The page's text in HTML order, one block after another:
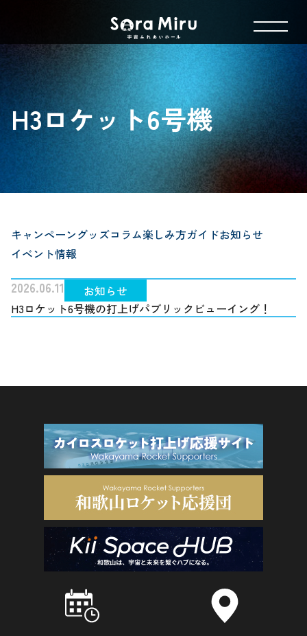
H3ロケット6号機
キャンペーングッズコラム楽しみ方ガイドお知らせ
イベント情報
2026.06.11
お知らせ
H3ロケット6号機の打上げパブリックビューイング！